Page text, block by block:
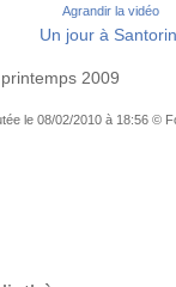
Agrandir la vidéo
Un jour à Santorin
2009
le 08/02/2010 à 18:56 ©